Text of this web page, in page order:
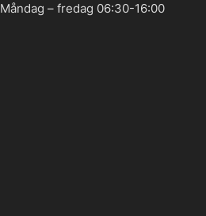
Måndag – fredag 06:30-16:00